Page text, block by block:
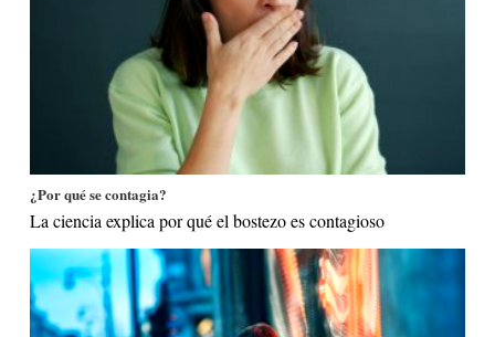
¿Por qué se contagia?
La ciencia explica por qué el bostezo es contagioso